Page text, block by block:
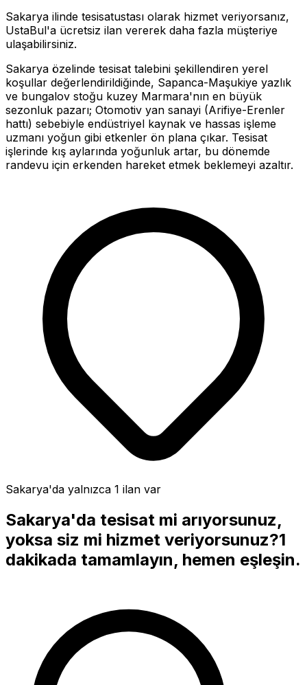
Sakarya ilinde tesisatustası olarak hizmet veriyorsanız,
UstaBul'a ücretsiz ilan vererek daha fazla müşteriye
ulaşabilirsiniz.
Sakarya özelinde tesisat talebini şekillendiren yerel
koşullar değerlendirildiğinde, Sapanca-Maşukiye yazlık
ve bungalov stoğu kuzey Marmara'nın en büyük
sezonluk pazarı; Otomotiv yan sanayi (Arifiye-Erenler
hattı) sebebiyle endüstriyel kaynak ve hassas işleme
uzmanı yoğun gibi etkenler ön plana çıkar. Tesisat
işlerinde kış aylarında yoğunluk artar, bu dönemde
randevu için erkenden hareket etmek beklemeyi azaltır.
Sakarya'da yalnızca 1 ilan var
Sakarya'da tesisat mi arıyorsunuz,
yoksa siz mi hizmet veriyorsunuz?1
dakikada tamamlayın, hemen eşleşin.